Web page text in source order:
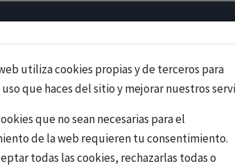
utiliza cookies propias y de terceros para
que haces del sitio y mejorar nuestros
que no sean necesarias para el
de la web requieren tu consentimiento.
todas las cookies, rechazarlas todas o